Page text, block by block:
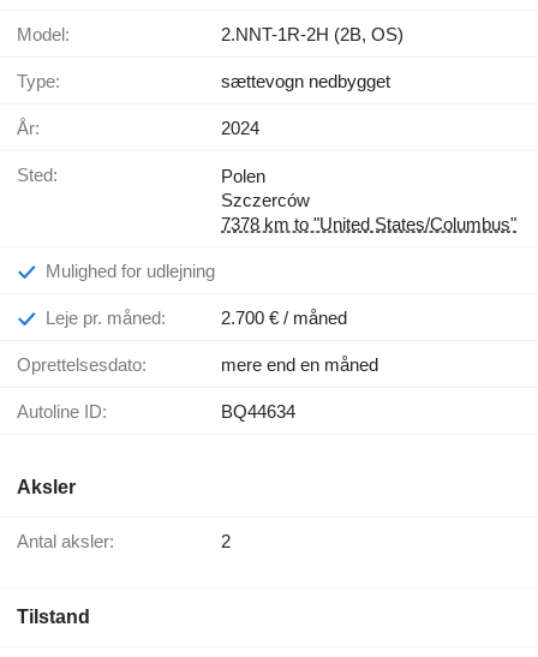
Model: 2.NNT-1R-2H (2B, OS)
Type: sættevogn nedbygget
År: 2024
Sted:
Polen
Szczerców
7378 km to "United States/Columbus"
Mulighed for udlejning
Leje pr. måned: 2.700 € / måned
Oprettelsesdato: mere end en måned
Autoline ID: BQ44634
Aksler
Antal aksler: 2
Tilstand